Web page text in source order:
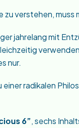
verstehen, muss
jahrelang mit
nur.
radikalen
6”, sechs